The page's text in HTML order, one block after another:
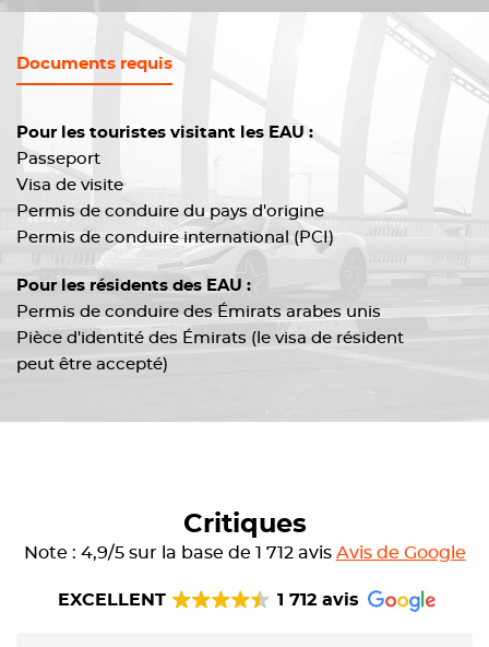
Documents requis
Pour les touristes visitant les EAU :
Passeport
Visa de visite
Permis de conduire du pays d'origine
Permis de conduire international (PCI)
Pour les résidents des EAU :
Permis de conduire des Émirats arabes unis
Pièce d'identité des Émirats (le visa de résident
peut être accepté)
Critiques
Note : 4,9/5 sur la base de 1 712 avis Avis de Google
EXCELLENT 1 712 avis